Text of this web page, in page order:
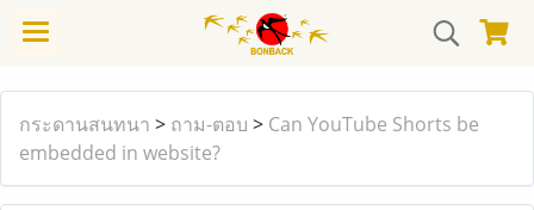
กระดานสนทนา > ถาม-ตอบ > Can YouTube Shorts be
embedded in website?